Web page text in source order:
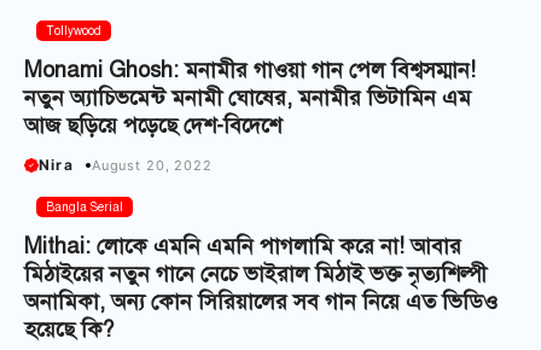
Tollywood
Monami Ghosh: মনামীর গাওয়া গান পেল বিশ্বসম্মান!
নতুন অ্যাচিভমেন্ট মনামী ঘোষের, মনামীর ভিটামিন এম
আজ ছড়িয়ে পড়েছে দেশ-বিদেশে
Nira August 20, 2022
Bangla Serial
Mithai: লোকে এমনি এমনি পাগলামি করে না! আবার
মিঠাইয়ের নতুন গানে নেচে ভাইরাল মিঠাই ভক্ত নৃত্যশিল্পী
অনামিকা, অন্য কোন সিরিয়ালের সব গান নিয়ে এত ভিডিও
হয়েছে কি?